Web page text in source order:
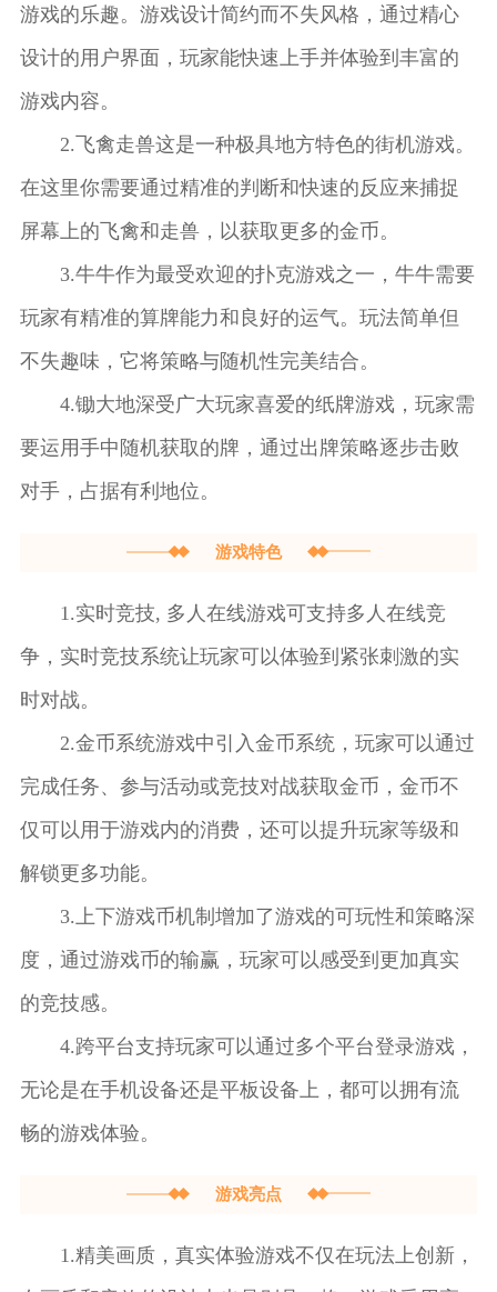
验，轻松完成更多
的游戏关卡。游戏
玩家在熟悉的
戏节奏，最大化中
奖概率。水果机手
机单机版在账号问
优化，采用了简单
且安全的登录机
制，确保玩家的账
特色1.水果机手机
单机版的积累式拉
玩家都能找到适合
自己的玩法。2.游
戏内的账号管理也
登录方式，确保用
户的信息安全，新
号问题处理机制，
为玩家的账号安全
忘记密码还是换绑
手机，玩家都可以
通过简易的操作来
解决。游戏
游戏的乐趣。游戏设计简约而不失风格，通过精心
设计的用户界面，玩家能快速上手并体验到丰富的
游戏内容。
2.飞禽走兽这是一种极具地方特色的街机游戏。
在这里你需要通过精准的判断和快速的反应来捕捉
屏幕上的飞禽和走兽，以获取更多的金币。
3.牛牛作为最受欢迎的扑克游戏之一，牛牛需要
玩家有精准的算牌能力和良好的运气。玩法简单但
不失趣味，它将策略与随机性完美结合。
4.锄大地深受广大玩家喜爱的纸牌游戏，玩家需
要运用手中随机获取的牌，通过出牌策略逐步击败
对手，占据有利地位。
游戏特色
1.实时竞技, 多人在线游戏可支持多人在线竞
争，实时竞技系统让玩家可以体验到紧张刺激的实
时对战。
2.金币系统游戏中引入金币系统，玩家可以通过
完成任务、参与活动或竞技对战获取金币，金币不
仅可以用于游戏内的消费，还可以提升玩家等级和
解锁更多功能。
3.上下游戏币机制增加了游戏的可玩性和策略深
度，通过游戏币的输赢，玩家可以感受到更加真实
的竞技感。
4.跨平台支持玩家可以通过多个平台登录游戏，
无论是在手机设备还是平板设备上，都可以拥有流
畅的游戏体验。
游戏亮点
1.精美画质，真实体验游戏不仅在玩法上创新，